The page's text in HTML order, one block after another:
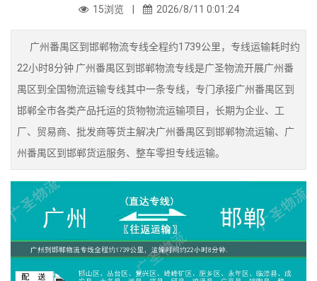
15浏览 | 2026/8/11 0:01:24
广州番禺区到邯郸物流专线全程约1739公里，专线运输耗时约
22小时8分钟 广州番禺区到邯郸物流专线是广圣物流开展广州番
禺区到全国物流运输专线其中一条专线，专门承接广州番禺区到
邯郸全市各类产品托运的货物物流运输项目，长期为企业、工
厂、贸易商、批发商等货主解决广州番禺区到邯郸物流运输、广
州番禺区到邯郸货运服务、整车零担专线运输。